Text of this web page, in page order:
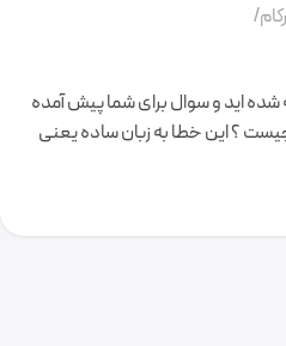
با خطای 404 مواجه شده اید و سوال برای شما پیش آمده
؟ این خطا به زبان ساده یعنی